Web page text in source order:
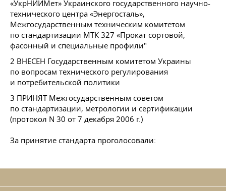
«УкрНИИМет» Украинского государственного научно-
технического центра «Энергосталь»,
Межгосударственным техническим комитетом
по стандартизации МТК 327 «Прокат сортовой,
фасонный и специальные профили"
2 ВНЕСЕН Государственным комитетом Украины
по вопросам технического регулирования
и потребительской политики
3 ПРИНЯТ Межгосударственным советом
по стандартизации, метрологии и сертификации
(протокол N 30 от 7 декабря 2006 г.)
За принятие стандарта проголосовали: